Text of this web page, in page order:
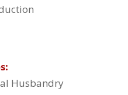
Husbandry